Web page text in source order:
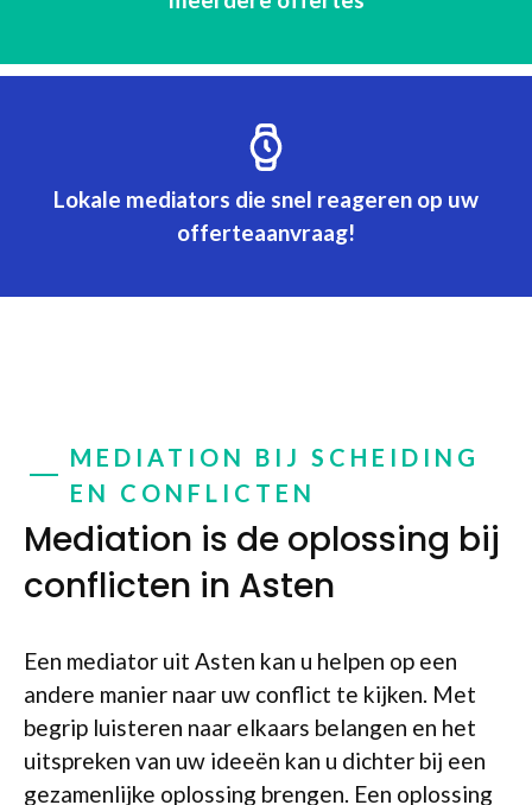
Lokale mediators die snel reageren op uw
offerteaanvraag!
MEDIATION BIJ SCHEIDING
EN CONFLICTEN
Mediation is de oplossing bij
conflicten in Asten
Een mediator uit Asten kan u helpen op een
andere manier naar uw conflict te kijken. Met
begrip luisteren naar elkaars belangen en het
uitspreken van uw ideeën kan u dichter bij een
gezamenlijke oplossing brengen. Een oplossing